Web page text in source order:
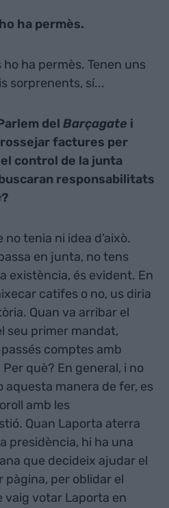
ha permès.
ha permès. Tenen uns
sorprenents, sí...
del Barçagate i
factures per
control de la junta
responsabilitats
?
tenia ni idea d’això.
en junta, no tens
existència, és evident. En
catifes o no, us diria
Quan va arribar el
seu primer mandat,
comptes amb
què? En general, i no
aquesta manera de fer, es
amb les
Quan Laporta aterra
presidència, hi ha una
que decideix ajudar el
pàgina, per oblidar el
vaig votar Laporta en